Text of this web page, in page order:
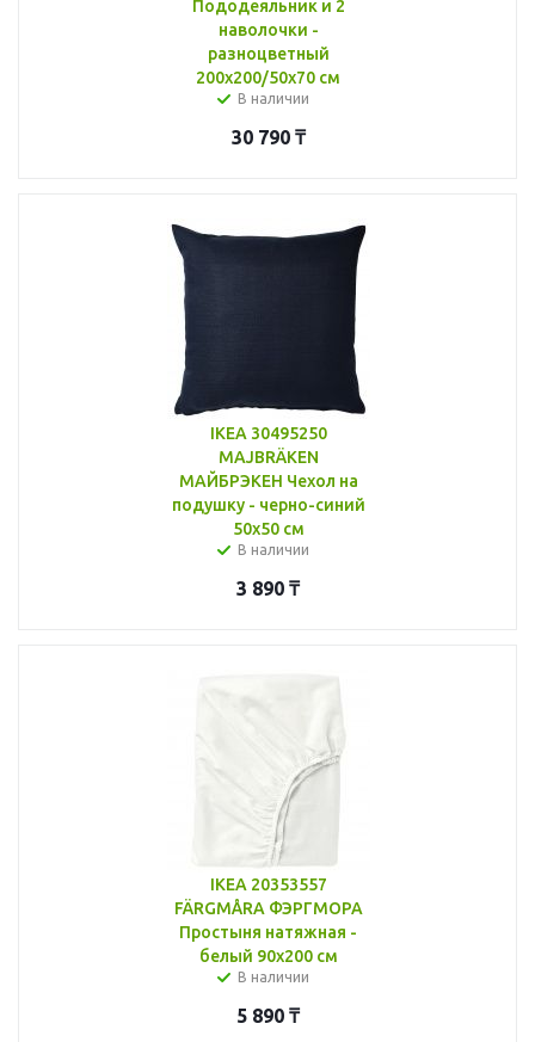
Пододеяльник и 2
наволочки -
разноцветный
200x200/50x70 см
В наличии
30 790₸
IKEA 30495250
MAJBRÄKEN
МАЙБРЭКЕН Чехол на
подушку - черно-синий
50x50 см
В наличии
3 890 ₸
IKEA 20353557
FÄRGMÅRA ФЭРГМОРА
Простыня натяжная -
белый 90x200 см
В наличии
5 890 ₸